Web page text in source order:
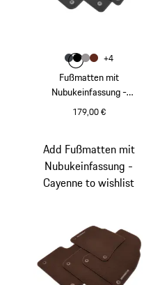
Fußmatten mit
Nubukeinfassung -
Cayenne
179,00 €
Farbe
Farbeschiefergrau
Farbe schwarz
Farbeplatingrau
Farbe
+4
Add Fußmatten mit
Nubukeinfassung -
Cayenne to wishlist